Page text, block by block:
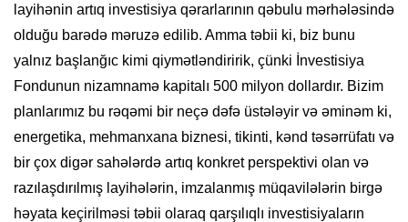
layihənin artıq investisiya qərarlarının qəbulu mərhələsində
olduğu barədə məruzə edilib. Amma təbii ki, biz bunu
yalnız başlanğıc kimi qiymətləndiririk, çünki İnvestisiya
Fondunun nizamnamə kapitalı 500 milyon dollardır. Bizim
planlarımız bu rəqəmi bir neçə dəfə üstələyir və əminəm ki,
energetika, mehmanxana biznesi, tikinti, kənd təsərrüfatı və
bir çox digər sahələrdə artıq konkret perspektivi olan və
razılaşdırılmış layihələrin, imzalanmış müqavilələrin birgə
həyata keçirilməsi təbii olaraq qarşılıqlı investisiyaların